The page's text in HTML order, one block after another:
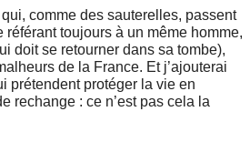
comme des sauterelles, passent
référant toujours à un même homme,
doit se retourner dans sa tombe),
de la France. Et j’ajouterai
prétendent protéger la vie en
rechange : ce n’est pas cela la